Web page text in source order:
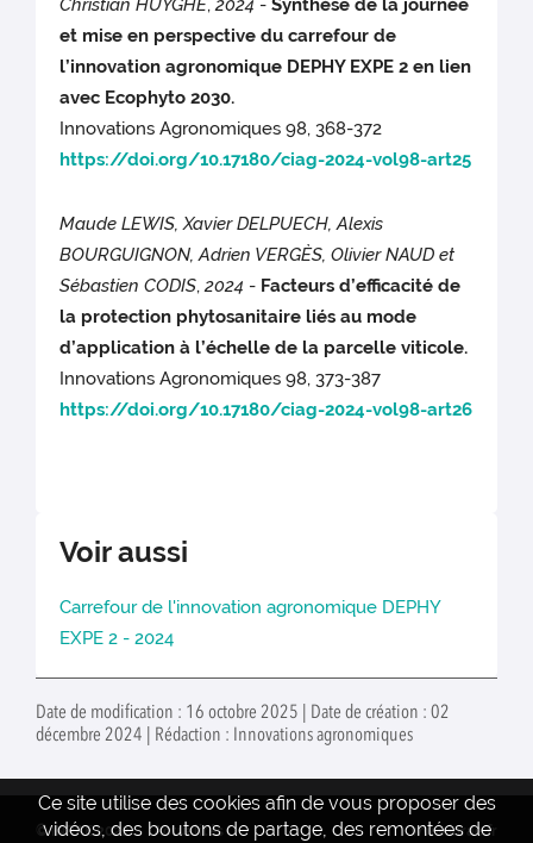
Christian HUYGHE,2024 -Synthèse de la journée
et mise en perspective du carrefour de
l’innovation agronomique DEPHY EXPE 2 en lien
avec Ecophyto 2030.
Innovations Agronomiques 98, 368-372
https://doi.org/10.17180/ciag-2024-vol98-art25
Maude LEWIS, Xavier DELPUECH, Alexis
BOURGUIGNON, Adrien VERGÈS, Olivier NAUD et
Sébastien CODIS,2024 - Facteurs d’efficacité de
la protection phytosanitaire liés au mode
d’application à l’échelle de la parcelle viticole.
Innovations Agronomiques 98, 373-387
https://doi.org/10.17180/ciag-2024-vol98-art26
Voir aussi
Carrefour de l'innovation agronomique DEPHY
EXPE 2 - 2024
Date de modification : 16 octobre 2025 | Date de création : 02
décembre 2024 | Rédaction : Innovations agronomiques
Ce site utilise des cookies afin de vous proposer des
vidéos, des boutons de partage, des remontées de
© INRAE 2022
Actualités
www.inrae.fr